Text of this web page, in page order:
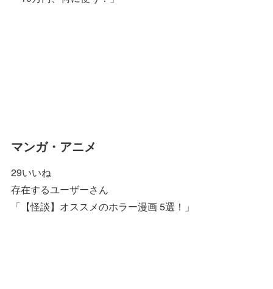
マンガ・アニメ
29いいね
存在するユーザーさん
「【怪談】オススメのホラー漫画 5選！」